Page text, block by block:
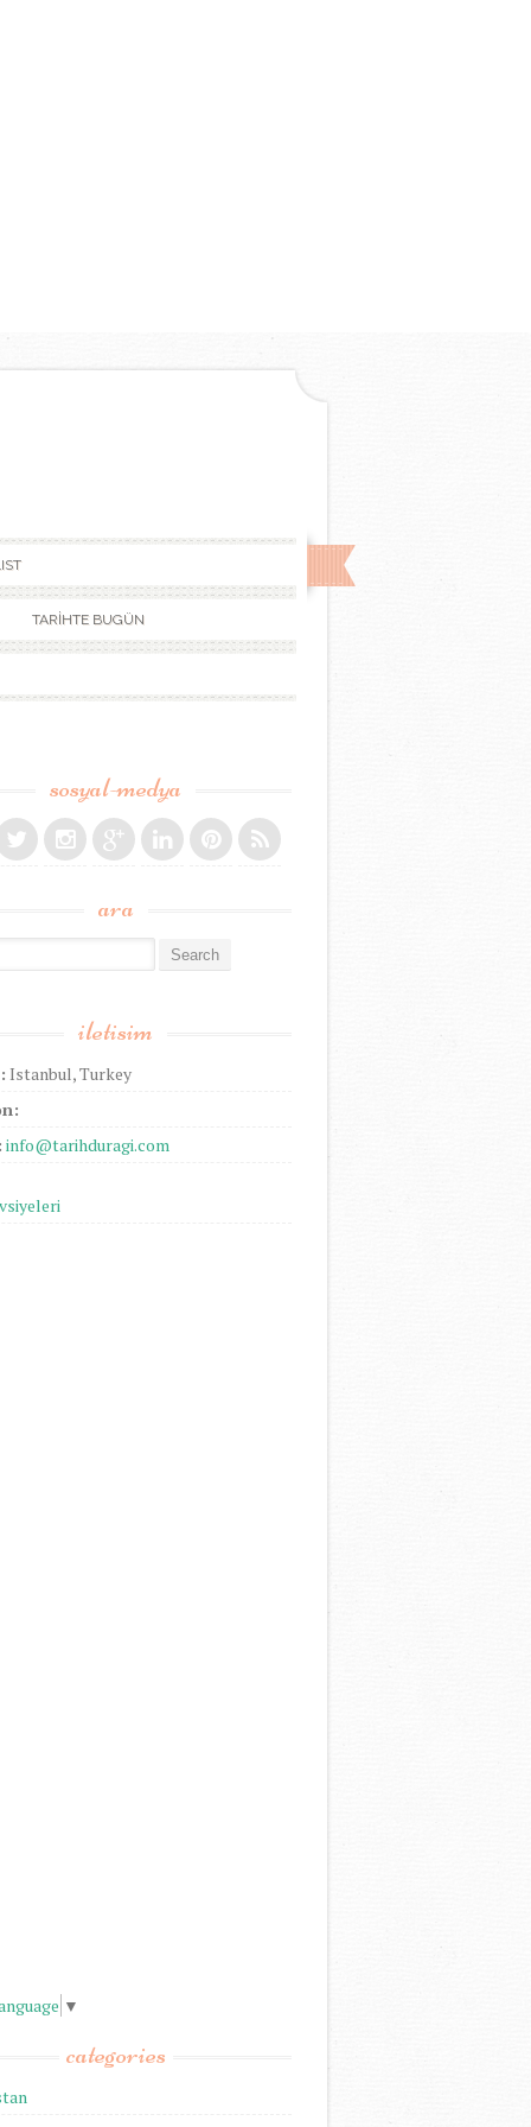
TARİHTE BUGÜN
sosyal-medya
ara
iletisim
Istanbul, Turkey
info@tarihduragi.com
▼
categories